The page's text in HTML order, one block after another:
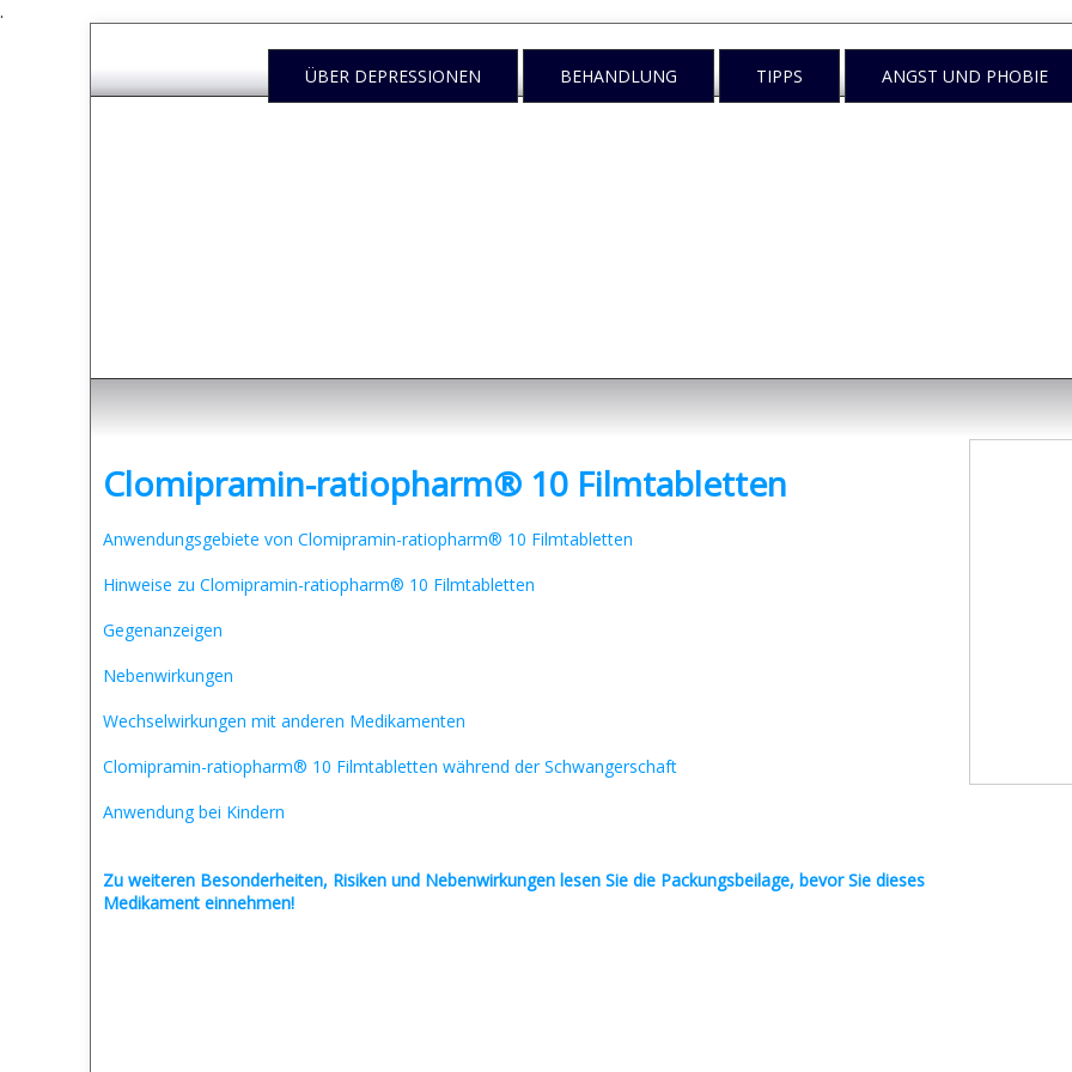
.
ÜBER DEPRESSIONEN BEHANDLUNG TIPPS ANGST UND PHOBIE
Clomipramin-ratiopharm® 10 Filmtabletten
Anwendungsgebiete von Clomipramin-ratiopharm® 10 Filmtabletten
Hinweise zu Clomipramin-ratiopharm® 10 Filmtabletten
Gegenanzeigen
Nebenwirkungen
Wechselwirkungen mit anderen Medikamenten
Clomipramin-ratiopharm® 10 Filmtabletten während der Schwangerschaft
Anwendung bei Kindern
Zu weiteren Besonderheiten, Risiken und Nebenwirkungenlesen Sie die Packungsbeilage, bevor Sie dieses
Medikament einnehmen!